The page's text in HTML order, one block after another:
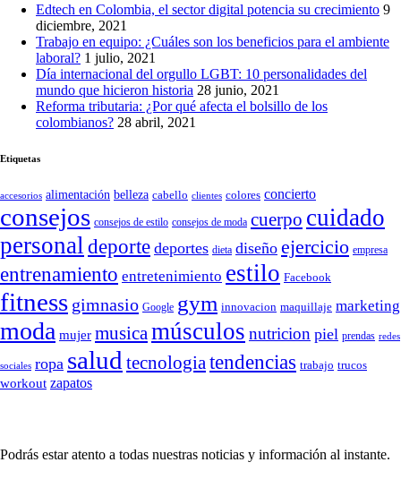
Edtech en Colombia, el sector digital potencia su crecimiento 9
diciembre, 2021
Trabajo en equipo: ¿Cuáles son los beneficios para el ambiente
laboral? 1 julio, 2021
Día internacional del orgullo LGBT: 10 personalidades del
mundo que hicieron historia 28 junio, 2021
Reforma tributaria: ¿Por qué afecta el bolsillo de los
colombianos? 28 abril, 2021
Etiquetas
accesorios alimentación belleza cabello clientes colores concierto
consejos consejos de estilo consejos de moda cuerpo cuidado
personal deporte deportes dieta diseño ejercicio empresa
entrenamiento entretenimiento estilo Facebook
fitness gimnasio Google gym innovacion maquillaje marketing
moda mujer musica músculos nutricion piel prendas redes
sociales ropa salud tecnologia tendencias trabajo trucos
workout zapatos
Podrás estar atento a todas nuestras noticias y información al instante.